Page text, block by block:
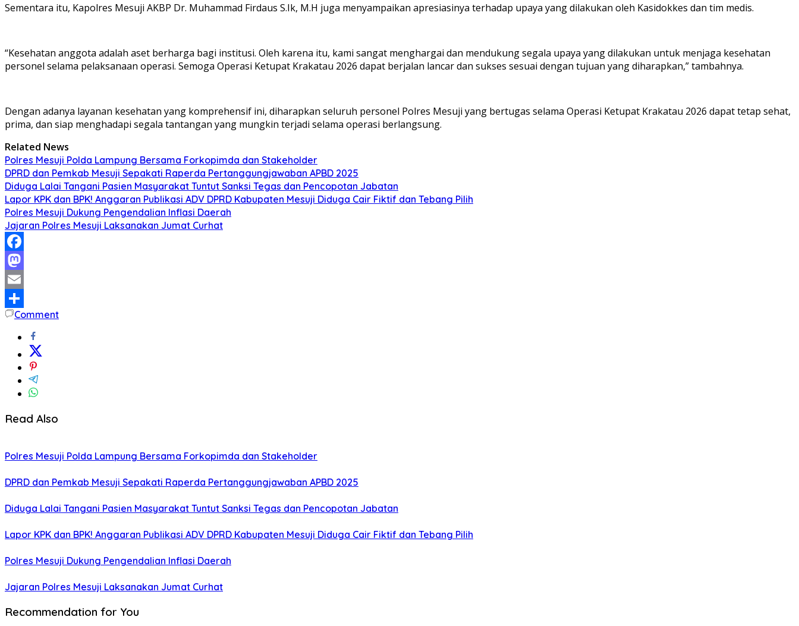
Sementara itu, Kapolres Mesuji AKBP Dr. Muhammad Firdaus S.Ik, M.H juga menyampaikan apresiasinya terhadap upaya yang dilakukan oleh Kasidokkes dan tim medis.
“Kesehatan anggota adalah aset berharga bagi institusi. Oleh karena itu, kami sangat menghargai dan mendukung segala upaya yang dilakukan untuk menjaga kesehatan
personel selama pelaksanaan operasi. Semoga Operasi Ketupat Krakatau 2026 dapat berjalan lancar dan sukses sesuai dengan tujuan yang diharapkan,” tambahnya.
Dengan adanya layanan kesehatan yang komprehensif ini, diharapkan seluruh personel Polres Mesuji yang bertugas selama Operasi Ketupat Krakatau 2026 dapat tetap sehat,
prima, dan siap menghadapi segala tantangan yang mungkin terjadi selama operasi berlangsung.
Related News
Polres Mesuji Polda Lampung Bersama Forkopimda dan Stakeholder
DPRD dan Pemkab Mesuji Sepakati Raperda Pertanggungjawaban APBD 2025
Diduga Lalai Tangani Pasien Masyarakat Tuntut Sanksi Tegas dan Pencopotan Jabatan
Lapor KPK dan BPK! Anggaran Publikasi ADV DPRD Kabupaten Mesuji Diduga Cair Fiktif dan Tebang Pilih
Polres Mesuji Dukung Pengendalian Inflasi Daerah
Jajaran Polres Mesuji Laksanakan Jumat Curhat
Facebook
Mastodon
Email
Share
Comment
Read Also
Polres Mesuji Polda Lampung Bersama Forkopimda dan Stakeholder
DPRD dan Pemkab Mesuji Sepakati Raperda Pertanggungjawaban APBD 2025
Diduga Lalai Tangani Pasien Masyarakat Tuntut Sanksi Tegas dan Pencopotan Jabatan
Lapor KPK dan BPK! Anggaran Publikasi ADV DPRD Kabupaten Mesuji Diduga Cair Fiktif dan Tebang Pilih
Polres Mesuji Dukung Pengendalian Inflasi Daerah
Jajaran Polres Mesuji Laksanakan Jumat Curhat
Recommendation for You